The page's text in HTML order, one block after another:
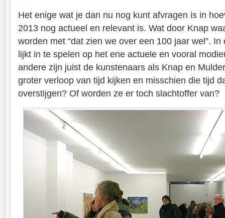
Het enige wat je dan nu nog kunt afvragen is in
2013 nog actueel en relevant is. Wat door Knap
worden met “dat zien we over een 100 jaar wel”.
lijkt in te spelen op het ene actuele en vooral
andere zijn juist de kunstenaars als Knap en
groter verloop van tijd kijken en misschien die tijd
overstijgen? Of worden ze er toch slachtoffer van?